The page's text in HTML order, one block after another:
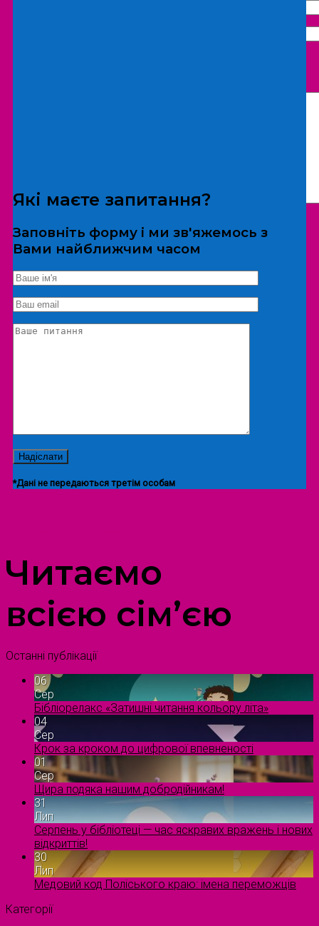
*Дані не передаються третім особам
Екскурсія/локація
Які маєте запитання?
Заповніть форму і ми зв'яжемось з
Вами найближчим часом
*Дані не передаються третім особам
Читаємо
всією сім’єю
Останні публікації
06
Сер
Бібліорелакс «Затишні читання кольору літа»
04
Сер
Крок за кроком до цифрової впевненості
01
Сер
Щира подяка нашим добродійникам!
31
Лип
Серпень у бібліотеці — час яскравих вражень і нових
відкриттів!
30
Лип
Медовий код Поліського краю: імена переможців
Категорії